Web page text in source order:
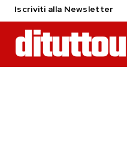
Iscriviti alla Newsletter